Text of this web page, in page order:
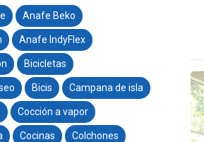
Anafe Beko
Anafe IndyFlex
Bicicletas
Bicis Campana de isla
Cocción a vapor
Cocinas Colchones